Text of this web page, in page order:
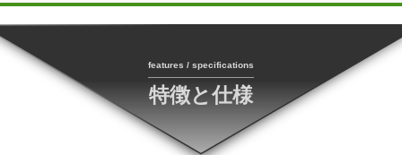
features / specifications
特徴と仕様